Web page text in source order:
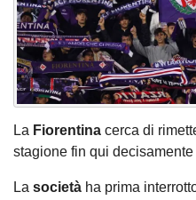
La Fiorentina cerca di
stagione fin qui
La società ha prima